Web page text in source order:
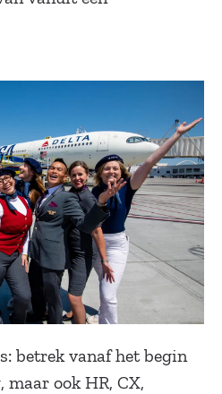
betrek vanaf het begin
ook HR, CX,